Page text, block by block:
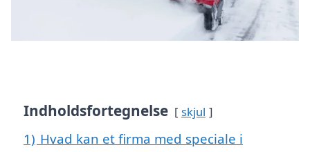
Indholdsfortegnelse skjul
1) Hvad kan et firma med speciale i